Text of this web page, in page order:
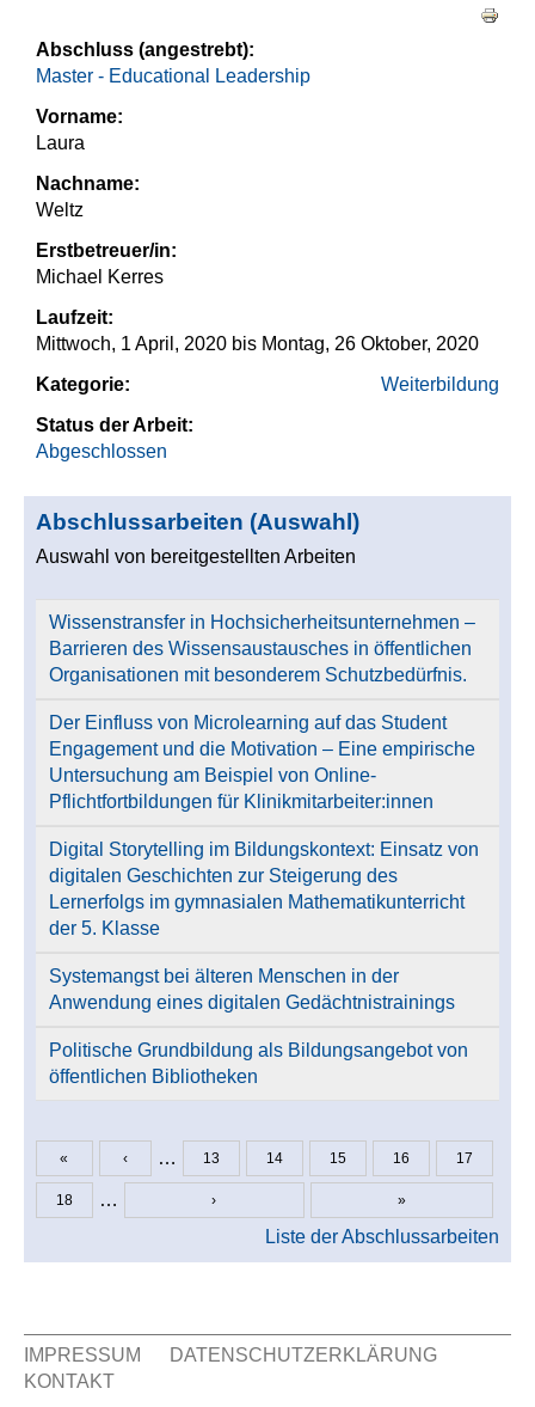
Abschluss (angestrebt):
Master - Educational Leadership
Vorname:
Laura
Nachname:
Weltz
Erstbetreuer/in:
Michael Kerres
Laufzeit:
Mittwoch, 1 April, 2020 bis Montag, 26 Oktober, 2020
Kategorie:
Weiterbildung
Status der Arbeit:
Abgeschlossen
Abschlussarbeiten (Auswahl)
Auswahl von bereitgestellten Arbeiten
Wissenstransfer in Hochsicherheitsunternehmen –
Barrieren des Wissensaustausches in öffentlichen
Organisationen mit besonderem Schutzbedürfnis.
Der Einfluss von Microlearning auf das Student
Engagement und die Motivation – Eine empirische
Untersuchung am Beispiel von Online-
Pflichtfortbildungen für Klinikmitarbeiter:innen
Digital Storytelling im Bildungskontext: Einsatz von
digitalen Geschichten zur Steigerung des
Lernerfolgs im gymnasialen Mathematikunterricht
der 5. Klasse
Systemangst bei älteren Menschen in der
Anwendung eines digitalen Gedächtnistrainings
Politische Grundbildung als Bildungsangebot von
öffentlichen Bibliotheken
Seiten
« ‹ … 13 14 15 16 17
18 … › »
Liste der Abschlussarbeiten
IMPRESSUM
DATENSCHUTZERKLÄRUNG
KONTAKT